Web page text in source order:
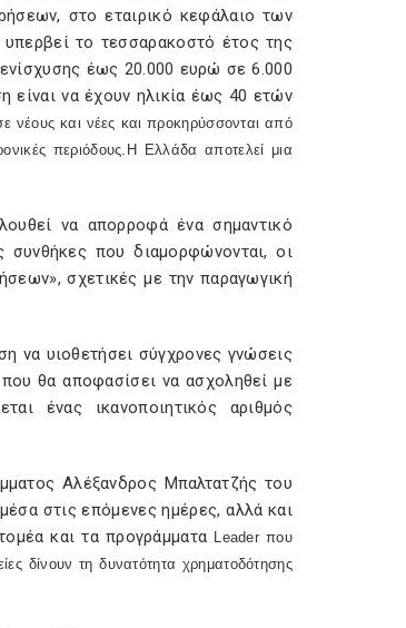
στο εταιρικό κεφάλαιο των
το τεσσαρακοστό έτος της
ενίσχυσης έως 20.000 ευρώ σε 6.000
να έχουν ηλικία έως 40 ετών
νέους και νέες και προκηρύσσονται από
περιόδους.Η Ελλάδα αποτελεί μια
να απορροφά ένα σημαντικό
συνθήκες που διαμορφώνονται, οι
σχετικές με την παραγωγική
να υιοθετήσει σύγχρονες γνώσεις
που θα αποφασίσει να ασχοληθεί με
ένας ικανοποιητικός αριθμός
Αλέξανδρος Μπαλτατζής του
στις επόμενες ημέρες, αλλά και
και τα προγράμματα Leader που
δίνουν τη δυνατότητα χρηματοδότησης